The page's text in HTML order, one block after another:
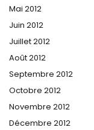
Mai 2012
Juin 2012
Juillet 2012
Août 2012
Septembre 2012
Octobre 2012
Novembre 2012
Décembre 2012